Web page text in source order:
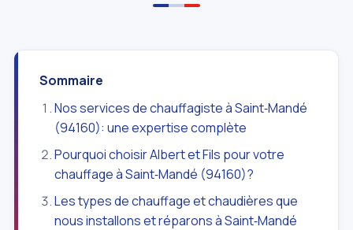
Sommaire
Nos services de chauffagiste à Saint‑Mandé
(94160): une expertise complète
Pourquoi choisir Albert et Fils pour votre
chauffage à Saint‑Mandé (94160)?
Les types de chauffage et chaudières que
nous installons et réparons à Saint‑Mandé